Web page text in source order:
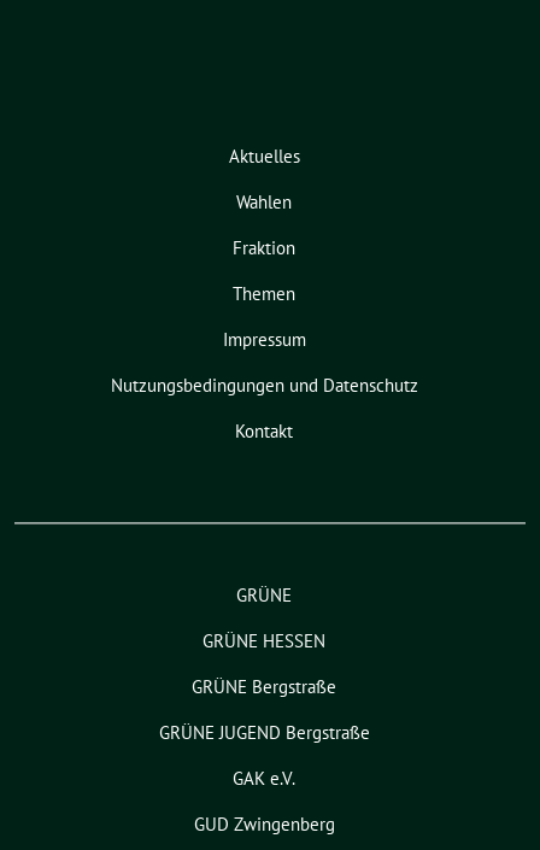
Aktuelles
Wahlen
Fraktion
Themen
Impressum
Nutzungsbedingungen und Datenschutz
Kontakt
GRÜNE
GRÜNE HESSEN
GRÜNE Bergstraße
GRÜNE JUGEND Bergstraße
GAK e.V.
GUD Zwingenberg